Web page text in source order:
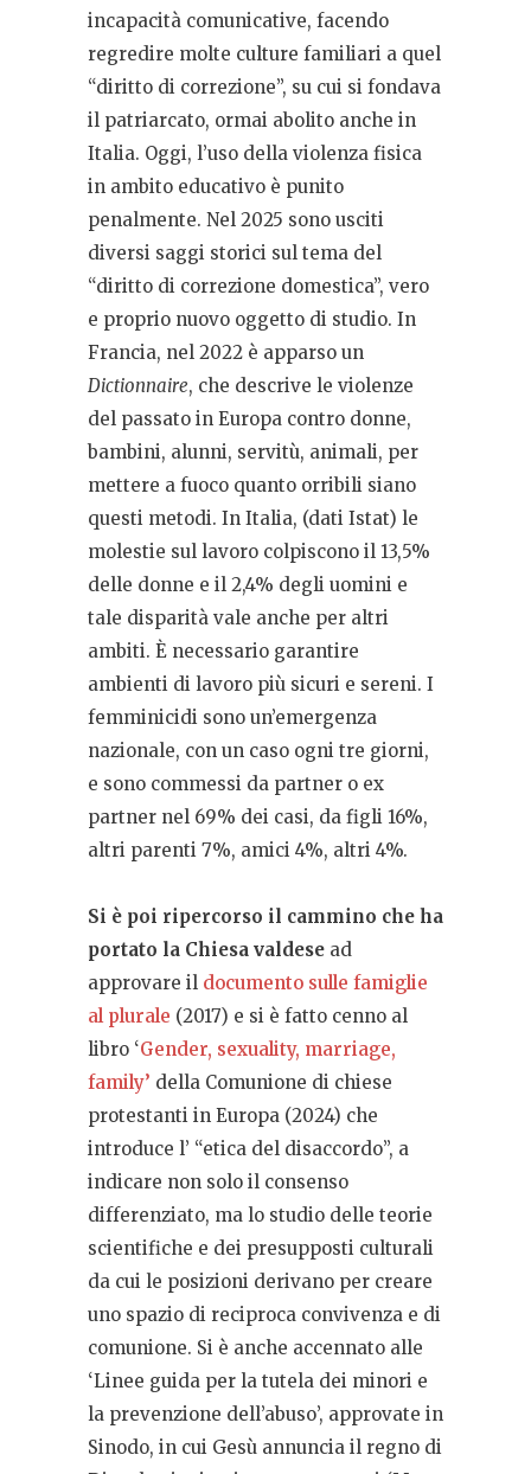
incapacità comunicative, facendo
regredire molte culture familiari a quel
“diritto di correzione”, su cui si fondava
il patriarcato, ormai abolito anche in
Italia. Oggi, l’uso della violenza fisica
in ambito educativo è punito
penalmente. Nel 2025 sono usciti
diversi saggi storici sul tema del
“diritto di correzione domestica”, vero
e proprio nuovo oggetto di studio. In
Francia, nel 2022 è apparso un
Dictionnaire, che descrive le violenze
del passato in Europa contro donne,
bambini, alunni, servitù, animali, per
mettere a fuoco quanto orribili siano
questi metodi. In Italia, (dati Istat) le
molestie sul lavoro colpiscono il 13,5%
delle donne e il 2,4% degli uomini e
tale disparità vale anche per altri
ambiti. È necessario garantire
ambienti di lavoro più sicuri e sereni. I
femminicidi sono un’emergenza
nazionale, con un caso ogni tre giorni,
e sono commessi da partner o ex
partner nel 69% dei casi, da figli 16%,
altri parenti 7%, amici 4%, altri 4%.
Si è poi ripercorso il cammino che ha
portato la Chiesa valdese ad
approvare il documento sulle famiglie
al plurale (2017) e si è fatto cenno al
libro ‘Gender, sexuality, marriage,
family’ della Comunione di chiese
protestanti in Europa (2024) che
introduce l’ “etica del disaccordo”, a
indicare non solo il consenso
differenziato, ma lo studio delle teorie
scientifiche e dei presupposti culturali
da cui le posizioni derivano per creare
uno spazio di reciproca convivenza e di
comunione. Si è anche accennato alle
‘Linee guida per la tutela dei minori e
la prevenzione dell’abuso’, approvate in
Sinodo, in cui Gesù annuncia il regno di